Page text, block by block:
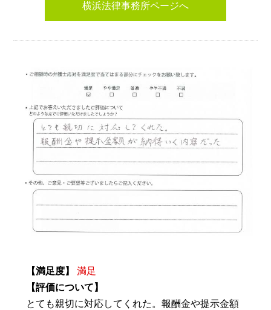
横浜法律事務所ページへ
【満足度】
満足
【評価について】
とても親切に対応してくれた。報酬金や提示金額